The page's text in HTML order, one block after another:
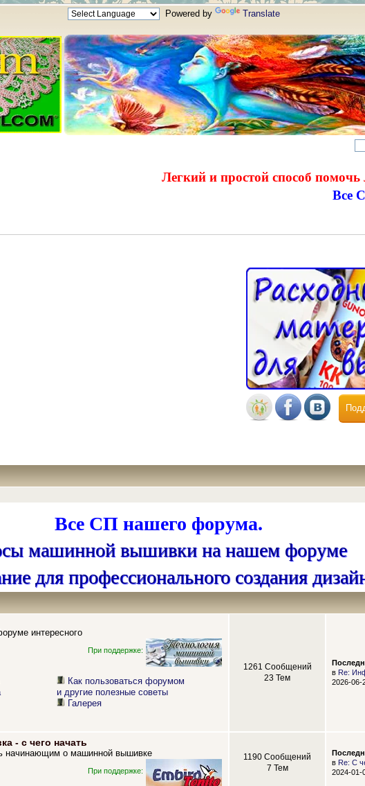
Powered by Translate
Легкий и простой способ
Все
Все СП нашего форума.
машинной вышивки на нашем форуме
для профессионального создания
интересного
При поддержке:
Как пользоваться форумом
и другие полезные советы
Галерея
1261 Сообщений
23 Тем
в Re:
2026-06-
- с чего начать
начинающим о машинной вышивке
При поддержке:
1190 Сообщений
7 Тем
в Re: С
2024-01-